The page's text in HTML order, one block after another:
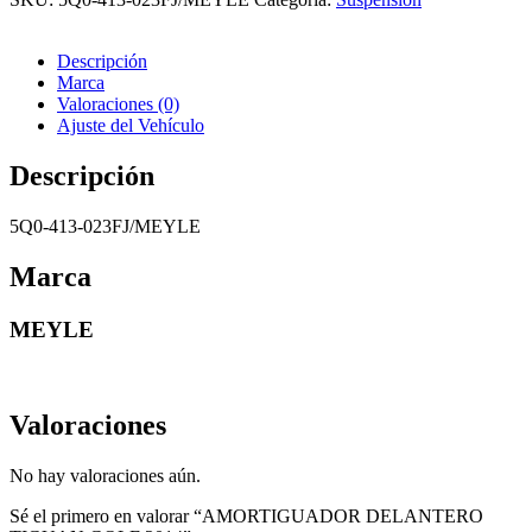
Descripción
Marca
Valoraciones (0)
Ajuste del Vehículo
Descripción
5Q0-413-023FJ/MEYLE
Marca
MEYLE
Valoraciones
No hay valoraciones aún.
Sé el primero en valorar “AMORTIGUADOR DELANTERO